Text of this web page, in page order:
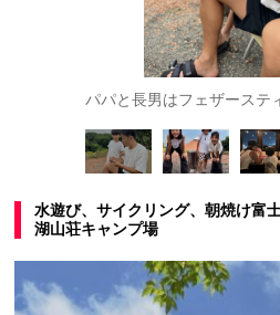
パパと長男はフェザーステ
水遊び、サイクリング、朝焼け富
湖山荘キャンプ場